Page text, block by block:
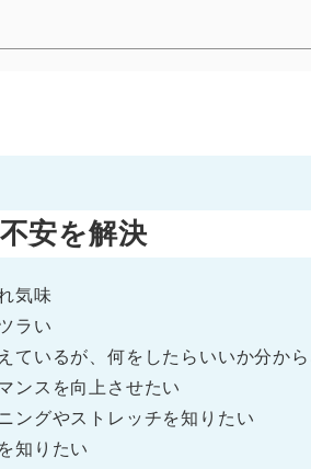
安を解決
気味
ラい
ているが、何をしたらいいか分か
ンスを向上させたい
ングやストレッチを知りたい
知りたい